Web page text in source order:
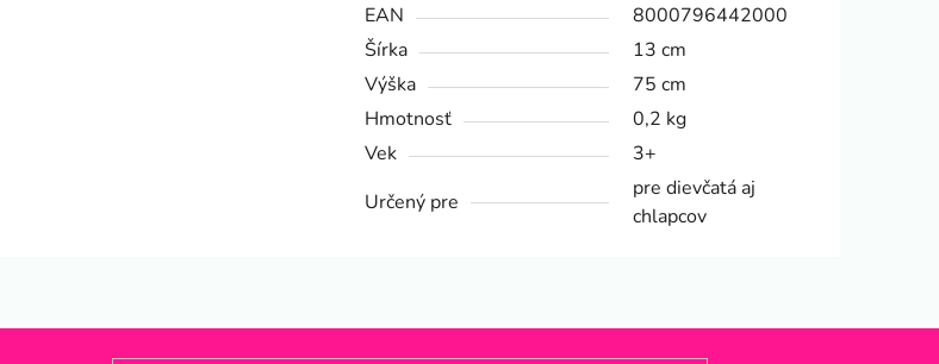
EAN
8000796442000
Šírka
13 cm
Výška
75 cm
Hmotnosť
0,2 kg
Vek
3+
Určený pre
pre dievčatá aj
chlapcov